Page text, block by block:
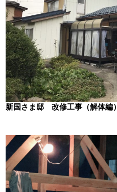
新国さま邸 改修工事（解体編）